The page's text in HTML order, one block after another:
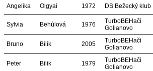
Angelika Olgyai 1972 DS Bežecký klub
Sylvia Behúlová 1976
TurboBEHači
Golianovo
Bruno Bilik 2005
TurboBEHači
Golianovo
Peter Bilik 1979
TurboBEHači
Golianovo